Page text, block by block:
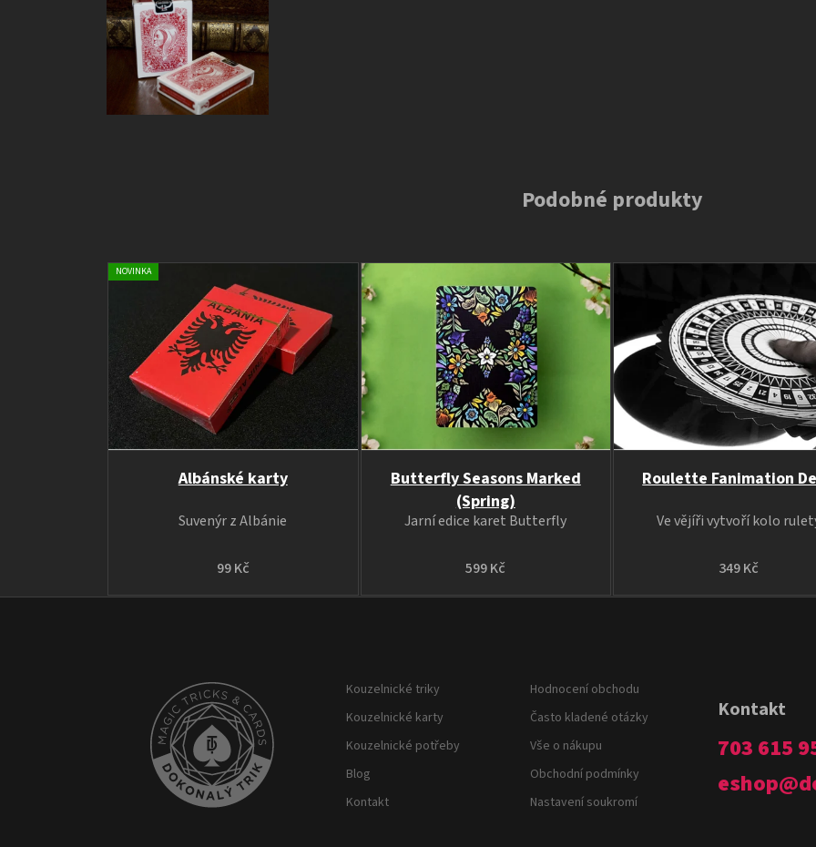
Podobné produkty
NOVINKA
Albánské karty
99 Kč
Suvenýr z Albánie
Butterfly Seasons Marked
(Spring)
599 Kč
Jarní edice karet Butterfly
Roulette Fanimation
349 Kč
Ve vějíři vytvoří kolo
Kouzelnické triky
Kouzelnické karty
Kouzelnické potřeby
Blog
Kontakt
Hodnocení obchodu
Často kladené otázky
Vše o nákupu
Obchodní podmínky
Nastavení soukromí
Kontakt
eshop@
703 615